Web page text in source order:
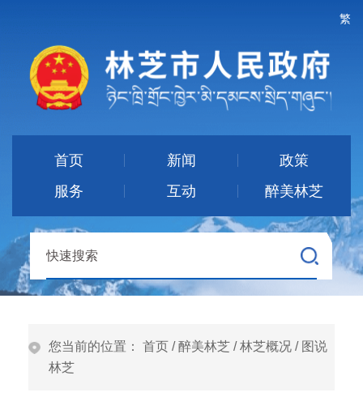
繁
首页 新闻
政策
服务
互动 醉美林芝
您当前的位置： 首页 /醉美林芝 /林芝概况 / 图说
林芝